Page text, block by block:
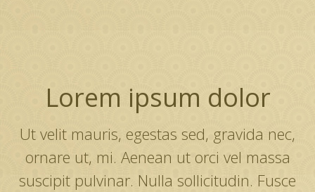
Lorem ipsum dolor
Ut velit mauris, egestas sed, gravida nec,
ornare ut, mi. Aenean ut orci vel massa
suscipit pulvinar. Nulla sollicitudin. Fusce